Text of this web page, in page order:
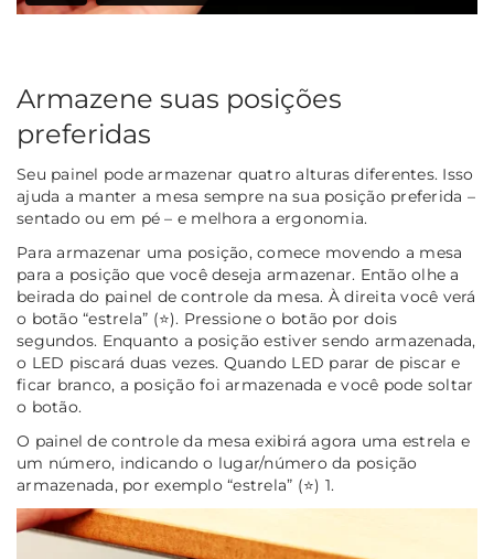
Armazene suas posições
preferidas
Seu painel pode armazenar quatro alturas diferentes. Isso
ajuda a manter a mesa sempre na sua posição preferida –
sentado ou em pé – e melhora a ergonomia.
Para armazenar uma posição, comece movendo a mesa
para a posição que você deseja armazenar. Então olhe a
beirada do painel de controle da mesa. À direita você verá
o botão “estrela” (⭐). Pressione o botão por dois
segundos. Enquanto a posição estiver sendo armazenada,
o LED piscará duas vezes. Quando LED parar de piscar e
ficar branco, a posição foi armazenada e você pode soltar
o botão.
O painel de controle da mesa exibirá agora uma estrela e
um número, indicando o lugar/número da posição
armazenada, por exemplo “estrela” (⭐) 1.